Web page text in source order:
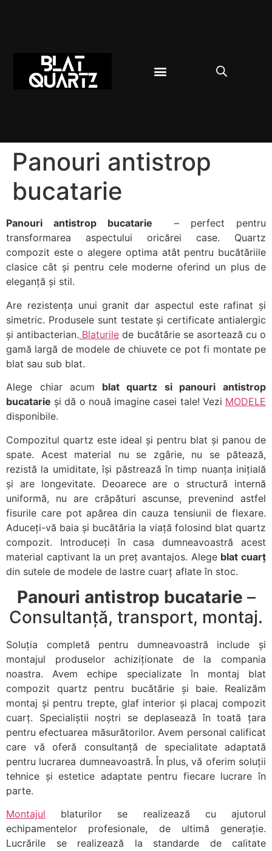
Panouri antistrop
bucatarie
Panouri antistrop bucatarie – perfect pentru
transformarea aspectului oricărei case. Quartz
compozit este o alegere optima atât pentru bucătăriile
clasice cât și pentru cele moderne oferind un plus de
eleganță și stil.
Are rezistența unui granit dar aspectul este rafinat și
simetric. Produsele sunt testate și certificate antialergic
și antibacterian. Blaturile de bucătărie se asortează cu o
gamă largă de modele de chiuvete ce pot fi montate pe
blat sau sub blat.
Alege chiar acum blat quartz si panouri antistrop
bucatarie și dă o nouă imagine casei tale! Vezi MODELE
disponibile.
Compozitul quartz este ideal și pentru blat și panou de
spate. Acest material nu se zgârie, nu se pătează,
rezistă la umiditate, își păstrează în timp nuanța inițială
și are longevitate. Deoarece are o structură internă
uniformă, nu are crăpături ascunse, prevenind astfel
fisurile care pot apărea din cauza tensiunii de flexare.
Aduceți-vă baia și bucătăria la viață folosind blat quartz
compozit. Introduceți în casa dumneavoastră acest
material captivant la un preț avantajos. Alege blat cuarț
din sutele de modele de lastre cuarț aflate în stoc.
Panouri antistrop bucatarie –
Consultanță, transport, montaj.
Soluția completă pentru dumneavoastră include și
montajul produselor achiziționate de la compania
noastra. Avem echipe specializate în montaj blat
compozit quartz pentru bucătărie și baie. Realizăm
montaj și pentru trepte, glaf interior și placaj compozit
cuarț. Specialiștii noștri se deplasează în toată țara
pentru efectuarea măsurătorilor. Avem personal calificat
care vă oferă consultanță de specialitate adaptată
pentru lucrarea dumneavoastră. În plus, vă oferim soluții
tehnice și estetice adaptate pentru fiecare lucrare în
parte.
Montajul blaturilor se realizează cu ajutorul
echipamentelor profesionale, de ultimă generație.
Lucrările se realizează la standarde de calitate